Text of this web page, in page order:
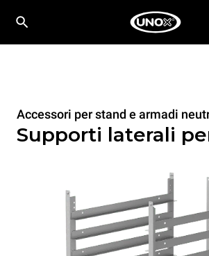
Accessori per stand e armadi
Supporti laterali